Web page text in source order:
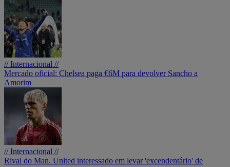
// Internacional //
Mercado oficial: Chelsea paga €6M para devolver Sancho a
Amorim
// Internacional //
Rival do Man. United interessado em levar 'excendentário' de